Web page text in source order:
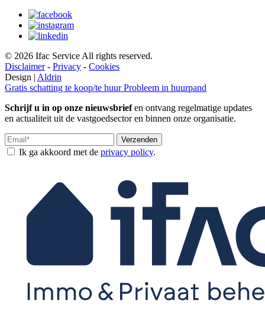
© 2026 Ifac Service All rights reserved.
Disclaimer- Privacy - Cookies
Design | Aldrin
Gratis schatting te koop/te huurProbleem in huurpand
Schrijf u in op onze nieuwsbriefen ontvang regelmatige updates
en actualiteit uit de vastgoedsector en binnen onze organisatie.
Verzenden
Ik ga akkoord met de privacy policy.